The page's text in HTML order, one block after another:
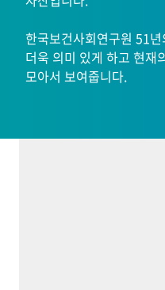
한국보건사회연구원 51
더욱 의미 있게 하고 현재
모아서 보여줍니다.